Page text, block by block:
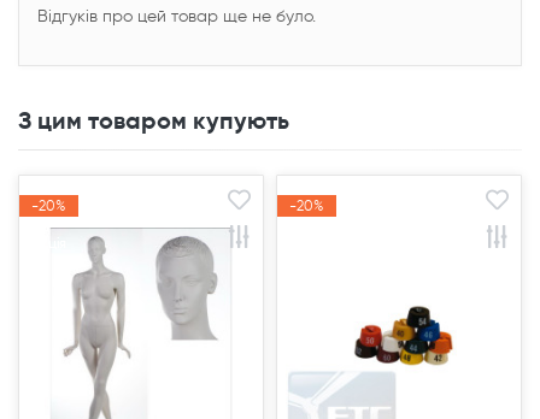
Відгуків про цей товар ще не було.
З цим товаром купують
-20%
-20% -20%
-20%